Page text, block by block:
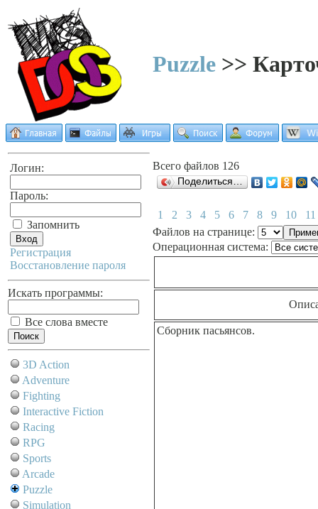
Puzzle >>
Логин:
Пароль:
Запомнить
Регистрация
Восстановление пароля
Искать программы:
Все слова вместе
3D Action
Adventure
Fighting
Interactive Fiction
Racing
RPG
Sports
Arcade
Puzzle
Simulation
Всего файлов 126
Поделиться…
1 2 3 4 5 6 7 8 9 10
11
Файлов на странице:
Операционная система:
Сборник пасьянсов.